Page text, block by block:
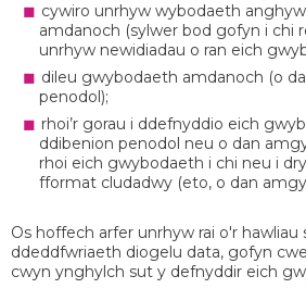
cywiro unrhyw wybodaeth
amdanoch (sylwer bod gofyn i chi
unrhyw newidiadau o ran eich
dileu gwybodaeth amdanoch (o
penodol);
rhoi’r gorau i ddefnyddio eich
ddibenion penodol neu o dan
rhoi eich gwybodaeth i chi neu i
fformat cludadwy (eto, o dan
Os hoffech arfer unrhyw rai o'r
ddeddfwriaeth diogelu data, gofyn
cwyn ynghylch sut y defnyddir eich